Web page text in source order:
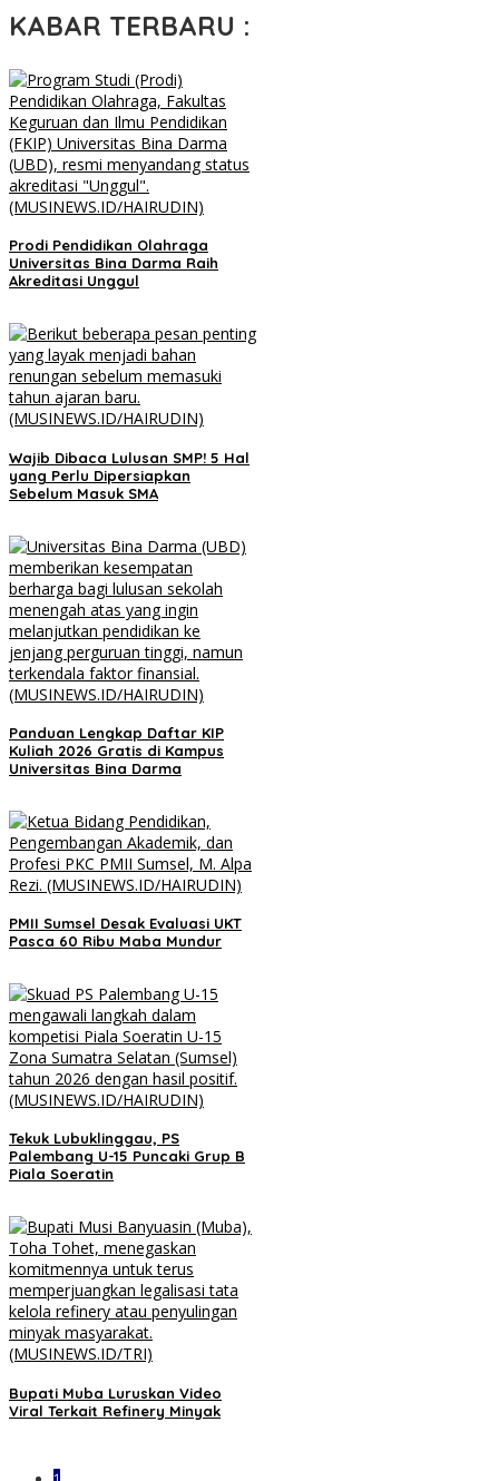
KABAR TERBARU :
Prodi Pendidikan Olahraga
Universitas Bina Darma Raih
Akreditasi Unggul
Wajib Dibaca Lulusan SMP! 5 Hal
yang Perlu Dipersiapkan
Sebelum Masuk SMA
Panduan Lengkap Daftar KIP
Kuliah 2026 Gratis di Kampus
Universitas Bina Darma
PMII Sumsel Desak Evaluasi UKT
Pasca 60 Ribu Maba Mundur
Tekuk Lubuklinggau, PS
Palembang U-15 Puncaki Grup B
Piala Soeratin
Bupati Muba Luruskan Video
Viral Terkait Refinery Minyak